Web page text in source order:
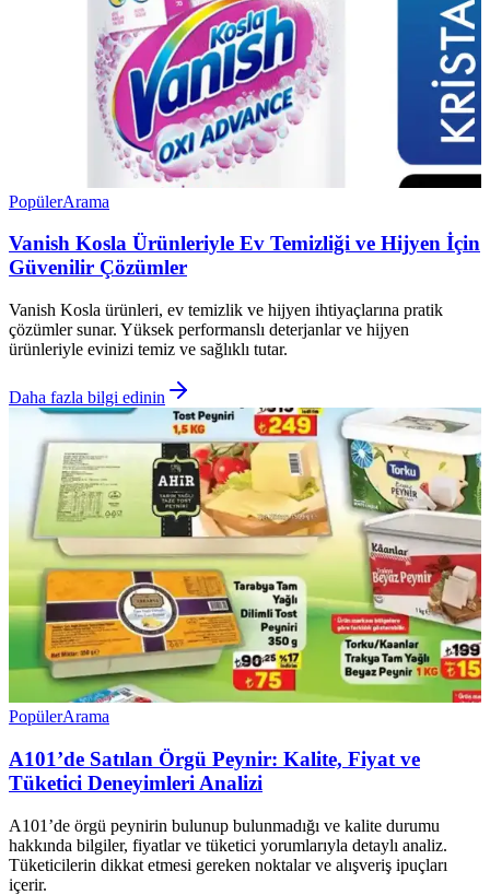
PopülerArama
Vanish Kosla Ürünleriyle Ev Temizliği ve Hijyen İçin
Güvenilir Çözümler
Vanish Kosla ürünleri, ev temizlik ve hijyen ihtiyaçlarına pratik
çözümler sunar. Yüksek performanslı deterjanlar ve hijyen
ürünleriyle evinizi temiz ve sağlıklı tutar.
Daha fazla bilgi edinin
PopülerArama
A101’de Satılan Örgü Peynir: Kalite, Fiyat ve
Tüketici Deneyimleri Analizi
A101’de örgü peynirin bulunup bulunmadığı ve kalite durumu
hakkında bilgiler, fiyatlar ve tüketici yorumlarıyla detaylı analiz.
Tüketicilerin dikkat etmesi gereken noktalar ve alışveriş ipuçları
içerir.